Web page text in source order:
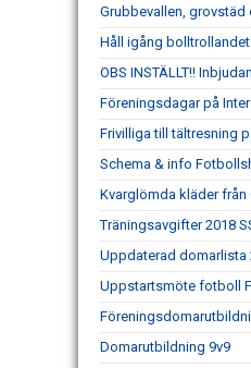
Grubbevallen,
Håll igång bolltrollandet
OBS INSTÄLLT!!
Föreningsdagar på
Frivilliga till tältresning
Schema & info
Kvarglömda kläder från
Träningsavgifter 2018
Uppdaterad domarlista
Uppstartsmöte fotboll
Domarutbildning 9v9